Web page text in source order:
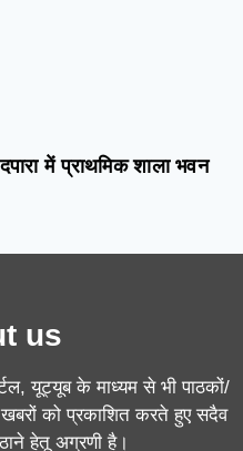
में प्राथमिक शाला भवन
us
यूट्यूब के माध्यम से भी पाठकों/
को प्रकाशित करते हुए सदैव
हेतू अग्रणी है।